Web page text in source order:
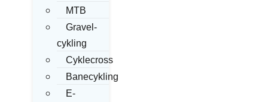
MTB
Gravel-
cykling
Cyklecross
Banecykling
E-